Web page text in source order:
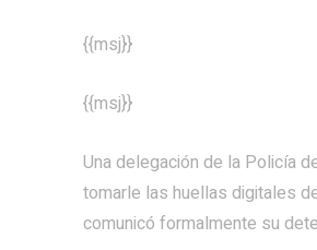
{{msj}}
{{msj}}
Una delegación de la Policía
tomarle las huellas digitales
comunicó formalmente su